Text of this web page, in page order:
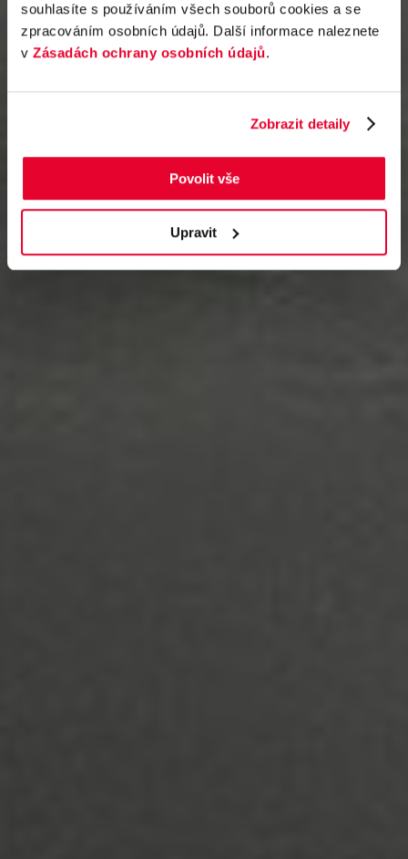
souhlasíte s používáním všech souborů cookies a se
zpracováním osobních údajů. Další informace naleznete
v Zásadách ochrany osobních údajů.
Zobrazit detaily
Povolit vše
Upravit